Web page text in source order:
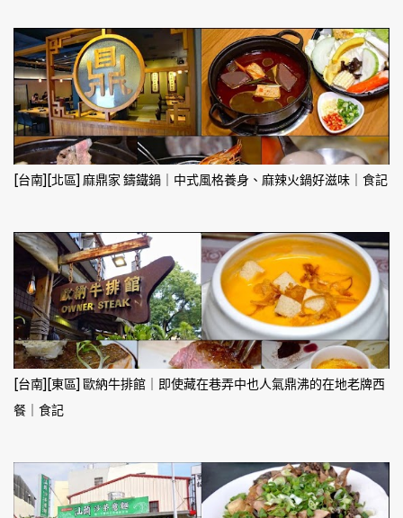
[台南][北區] 麻鼎家 鑄鐵鍋｜中式風格養身、麻辣火鍋好滋味｜食記
[台南][東區] 歐納牛排館｜即使藏在巷弄中也人氣鼎沸的在地老牌西
餐｜食記